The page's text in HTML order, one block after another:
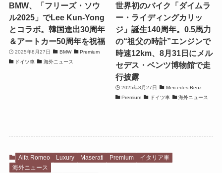
BMW、「フリーズ・ソウ
ル2025」でLee Kun-Yong
とコラボ。韓国進出30周年
＆アートカー50周年を祝福
2025年8月27日 BMW
Premium
ドイツ車
海外ニュース
世界初のバイク「ダイムラ
ー・ライディングカリッ
ジ」誕生140周年。0.5馬力
の“祖父の時計”エンジンで
時速12km、8月31日にメル
セデス・ベンツ博物館で走
行披露
2025年8月27日
Mercedes-Benz
Premium
ドイツ車 海外ニュース
Alfa Romeo Luxury Maserati Premium
イタリア車
海外ニュース